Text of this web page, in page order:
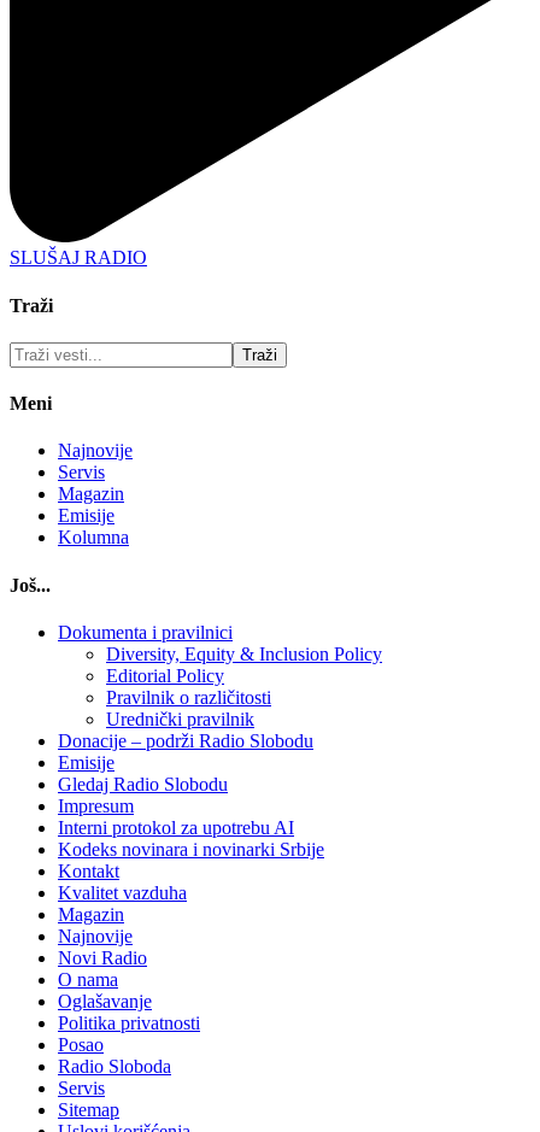
SLUŠAJ RADIO
Traži
Meni
Najnovije
Servis
Magazin
Emisije
Kolumna
Još...
Dokumenta i pravilnici
Diversity, Equity & Inclusion Policy
Editorial Policy
Pravilnik o različitosti
Urednički pravilnik
Donacije – podrži Radio Slobodu
Emisije
Gledaj Radio Slobodu
Impresum
Interni protokol za upotrebu AI
Kodeks novinara i novinarki Srbije
Kontakt
Kvalitet vazduha
Magazin
Najnovije
Novi Radio
O nama
Oglašavanje
Politika privatnosti
Posao
Radio Sloboda
Servis
Sitemap